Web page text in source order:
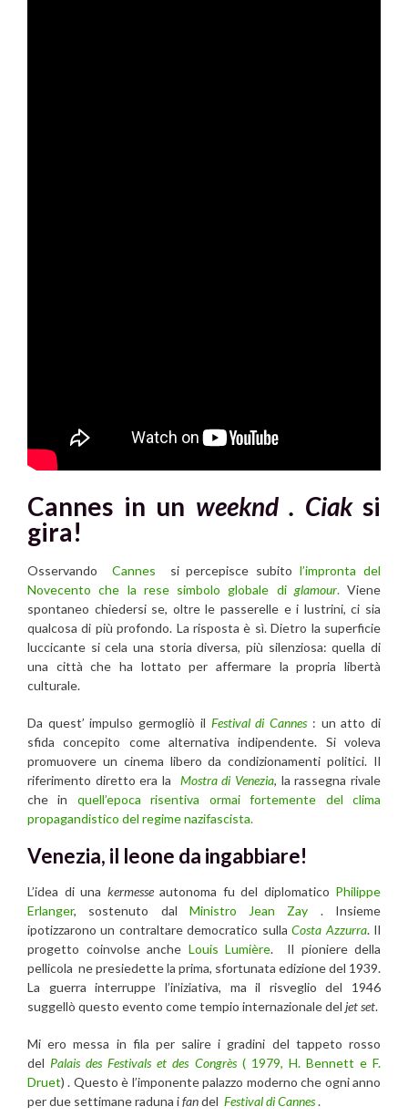
Cannes in un weeknd . Ciaksi
gira!
Osservando Cannes si percepisce subito l’impronta del
Novecento che la rese simbolo globale di glamour.Viene
spontaneo chiedersi se, oltre le passerelle e i lustrini, ci sia
qualcosa di più profondo. La risposta è sì. Dietro la superficie
luccicante si cela una storia diversa, più silenziosa: quella di
una città che ha lottato per affermare la propria libertà
culturale.
Da quest’ impulso germogliò il Festival di Cannes: un atto di
sfida concepito come alternativa indipendente. Si voleva
promuovere un cinema libero da condizionamenti politici. Il
riferimento diretto era la Mostra di Venezia, la rassegna rivale
che in quell’epoca risentiva ormai fortemente del clima
propagandistico del regime nazifascista.
Venezia, il leone da ingabbiare!
L’idea di una kermesseautonoma fu del diplomatico Philippe
Erlanger, sostenuto dal Ministro Jean Zay . Insieme
ipotizzarono un contraltare democratico sullaCosta Azzurra. Il
progetto coinvolse anche Louis Lumière. Il pioniere della
pellicola ne presiedette la prima, sfortunata edizione del 1939.
La guerra interruppe l’iniziativa, ma il risveglio del 1946
suggellò questo evento come tempio internazionale del jet set.
Mi ero messa in fila per salire i gradini del tappeto rosso
del Palais des Festivals et des Congrès ( 1979, H. Bennett e F.
Druet) . Questo è l’imponente palazzo moderno che ogni anno
per due settimane raduna ifandel Festival di Cannes.